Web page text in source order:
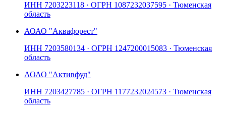
ИНН 7203223118 · ОГРН 1087232037595 · Тюменская
область
АОАО "Аквафорест"
ИНН 7203580134 · ОГРН 1247200015083 · Тюменская
область
АОАО "Активфуд"
ИНН 7203427785 · ОГРН 1177232024573 · Тюменская
область